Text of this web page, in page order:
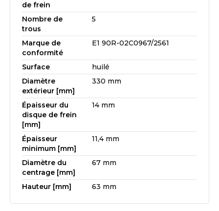
de frein
Nombre de
trous
5
Marque de
conformité
E1 90R-02C0967/2561
Surface
huilé
Diamètre
extérieur [mm]
330 mm
Épaisseur du
disque de frein
[mm]
14 mm
Épaisseur
minimum [mm]
11,4 mm
Diamètre du
centrage [mm]
67 mm
Hauteur [mm] 63 mm